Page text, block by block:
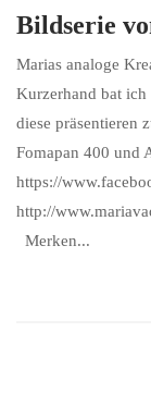
Bildserie
Marias analoge
Kurzerhand bat ich
diese präsentieren
Fomapan 400 und
https://
http://
Merken...